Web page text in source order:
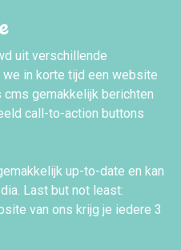
uit verschillende
in korte tijd een website
cms gemakkelijk berichten
call-to-action buttons
up-to-date en kan
Last but not least:
van ons krijg je iedere 3